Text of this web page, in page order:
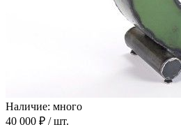
Наличие: много
40 000 ₽ / шт.